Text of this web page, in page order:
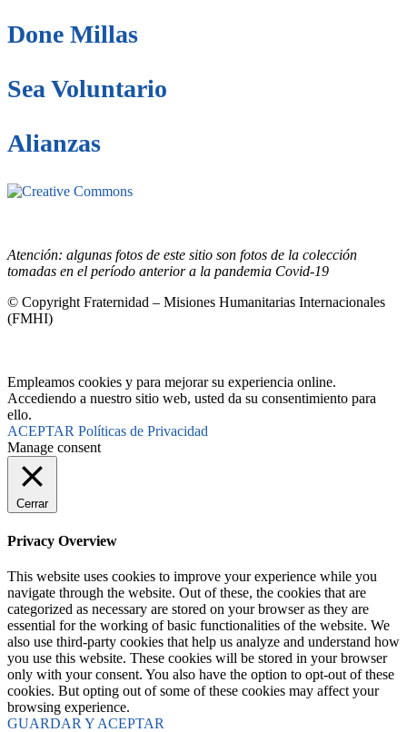
Done Millas
Sea Voluntario
Alianzas
Atención: algunas fotos de este sitio son fotos de la colección
tomadas en el período anterior a la pandemia Covid-19
© Copyright Fraternidad – Misiones Humanitarias Internacionales
(FMHI)
Empleamos cookies y para mejorar su experiencia online.
Accediendo a nuestro sitio web, usted da su consentimiento para
ello.
ACEPTAR Políticas de Privacidad
Manage consent
Cerrar
Privacy Overview
This website uses cookies to improve your experience while you
navigate through the website. Out of these, the cookies that are
categorized as necessary are stored on your browser as they are
essential for the working of basic functionalities of the website. We
also use third-party cookies that help us analyze and understand how
you use this website. These cookies will be stored in your browser
only with your consent. You also have the option to opt-out of these
cookies. But opting out of some of these cookies may affect your
browsing experience.
GUARDAR Y ACEPTAR